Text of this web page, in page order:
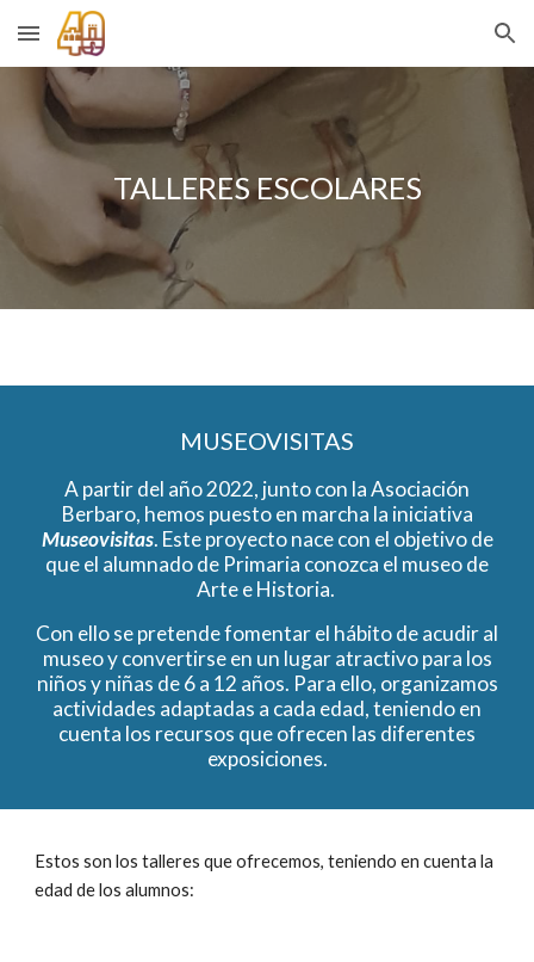
Skip to main content Skip to navigation
TALLERES ESCOLARES
MUSEOVISITAS
A partir del año 2022, junto con laAsociación
Berbaro, hemos puesto en marcha la iniciativa
Museovisitas. Este proyecto nace con el objetivo de
que el alumnado de Primaria conozca el museo de
Arte e Historia.
Con ello se pretende fomentar el hábito de acudir al
museo y convertirse en un lugar atractivo para los
niños y niñas de 6 a 12 años. Para ello, organizamos
actividades adaptadas a cada edad, teniendo en
cuenta los recursos que ofrecen las diferentes
exposiciones.
Estos son los talleres que ofrecemos, teniendo en cuenta la
edad de los alumnos: